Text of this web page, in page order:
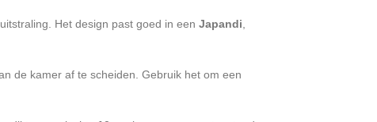
Het design past goed in een Japandi
de kamer af te scheiden. Gebruik het om een